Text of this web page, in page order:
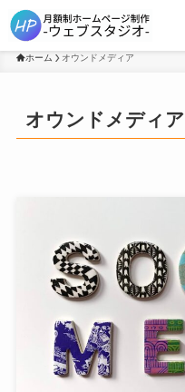
ホーム オウンドメディア
オウンドメディア